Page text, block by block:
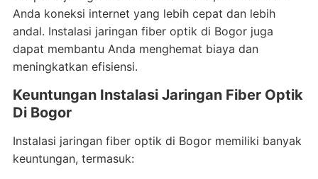
Anda koneksi internet yang lebih cepat dan lebih
andal. Instalasi jaringan fiber optik di Bogor juga
dapat membantu Anda menghemat biaya dan
meningkatkan efisiensi.
Keuntungan Instalasi Jaringan Fiber Optik
Di Bogor
Instalasi jaringan fiber optik di Bogor memiliki banyak
keuntungan, termasuk: